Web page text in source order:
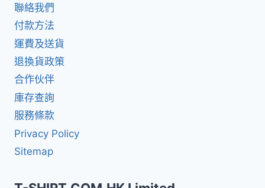
聯絡我們
付款方法
運費及送貨
退換貨政策
合作伙伴
庫存查詢
服務條款
Privacy Policy
Sitemap